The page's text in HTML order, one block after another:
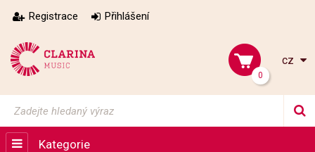
Registrace Přihlášení
0
cz
Kategorie